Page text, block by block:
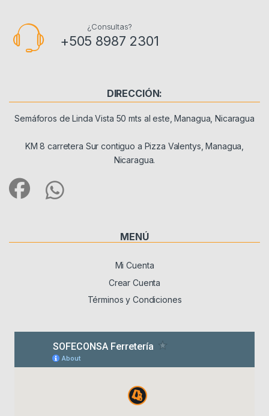
¿Consultas?
+505 8987 2301
DIRECCIÓN:
Semáforos de Linda Vista 50 mts al este, Managua, Nicaragua
KM 8 carretera Sur contiguo a Pizza Valentys, Managua,
Nicaragua.
MENÚ
Mi Cuenta
Crear Cuenta
Términos y Condiciones